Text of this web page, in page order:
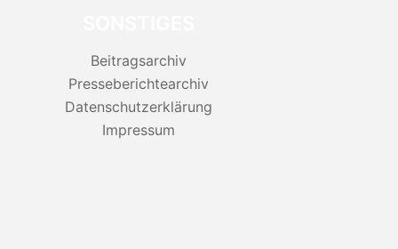
Beitragsarchiv
Presseberichtearchiv
Datenschutzerklärung
Impressum